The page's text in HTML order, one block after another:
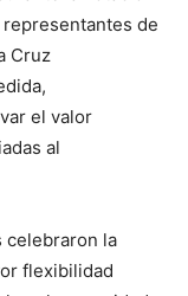
de
Cruz
el valor
al
celebraron la
flexibilidad